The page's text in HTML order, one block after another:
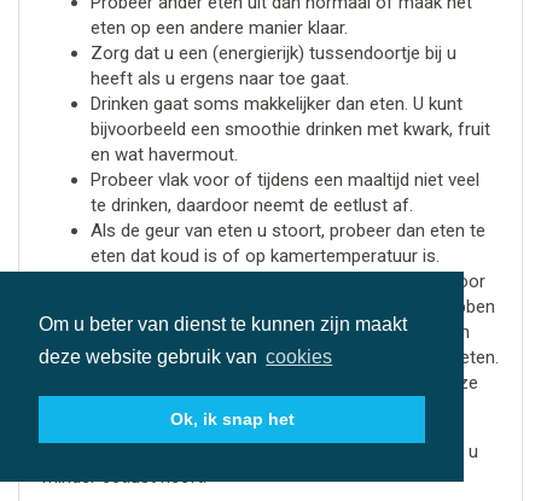
Om u beter van dienst te kunnen zijn maakt
deze website gebruik van cookies
Ok, ik snap het
eten op een andere manier klaar.
Zorg dat u een (energierijk) tussendoortje bij u
heeft als u ergens naar toe gaat.
Drinken gaat soms makkelijker dan eten. U kunt
bijvoorbeeld een smoothie drinken met kwark, fruit
en wat havermout.
Probeer vlak voor of tijdens een maaltijd niet veel
te drinken, daardoor neemt de eetlust af.
Als de geur van eten u stoort, probeer dan eten te
eten dat koud is of op kamertemperatuur is.
Maak de maaltijden zo ontspannen mogelijk. Voor
sommige mensen is het fijn om afleiding te hebben
van de televisie, muziek of gezelschap. Anderen
vinden het juist fijn om in een rustige ruimte te eten.
Bespreek uw klachten met uw zorgverlener. Deze
gaat samen met u bekijken wat er mogelijk is.
voor meer adviezen over wat u kunt doen als u
minder eetlust heeft.